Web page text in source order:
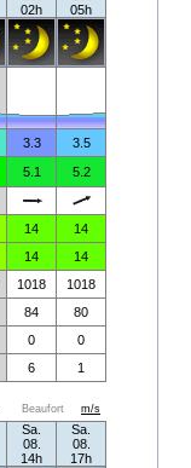
02h
05h
3.3
3.5
5.1
5.2
14
14
14
14
1018
1018
84
80
0
0
6 1
Beaufort m/s
Sa.
08.
14h
Sa.
08.
17h